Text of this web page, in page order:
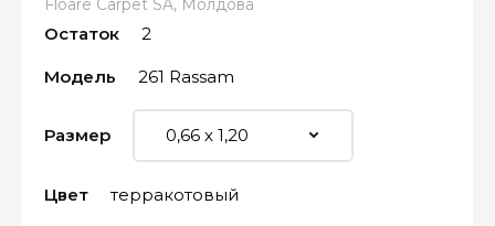
Floare Carpet SA, Молдова
Остаток 2
Модель 261 Rassam
Размер
Цвет терракотовый